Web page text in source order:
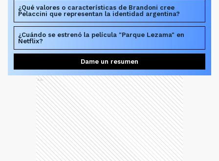
¿Qué valores o características de Brandoni cree
Pelaccini que representan la identidad argentina?
¿Cuándo se estrenó la película "Parque Lezama" en
Netflix?
Dame un resumen
Ads